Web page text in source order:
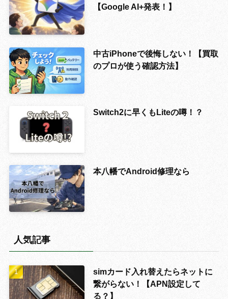
【Google AI+発表！】
中古iPhoneで後悔しない！【買取
のプロが使う確認方法】
Switch2に早くもLiteの噂！？
本八幡でAndroid修理なら
人気記事
simカード入れ替えたらネットに
繋がらない！【APN設定して
る？】